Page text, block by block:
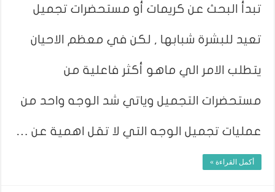
تبدأ البحث عن كريمات أو مستحضرات تجميل
تعيد للبشرة شبابها , لكن في معظم الاحيان
يتطلب الامر الي ماهو أكثر فاعلية من
مستحضرات التجميل وياتي شد الوجه واحد من
عمليات تجميل الوجه التي لا تقل اهمية عن …
أكمل القراءة »